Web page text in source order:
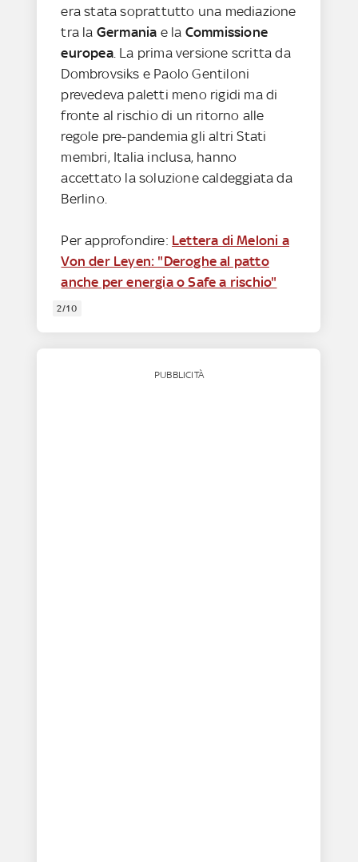
era stata soprattutto una mediazione
tra la Germania e la Commissione
europea. La prima versione scritta da
Dombrovsiks e Paolo Gentiloni
prevedeva paletti meno rigidi ma di
fronte al rischio di un ritorno alle
regole pre-pandemia gli altri Stati
membri, Italia inclusa, hanno
accettato la soluzione caldeggiata da
Berlino.
Per approfondire: Lettera di Meloni a
Von der Leyen: "Deroghe al patto
anche per energia o Safe a rischio"
2/10
PUBBLICITÀ